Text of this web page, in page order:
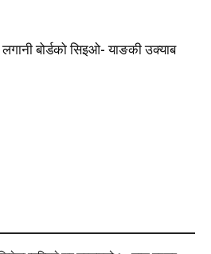
बोर्डको सिइओ- याङकी उक्याब